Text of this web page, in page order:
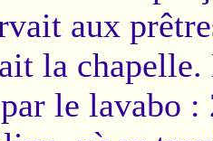
aux
la chapelle.
le lavabo :